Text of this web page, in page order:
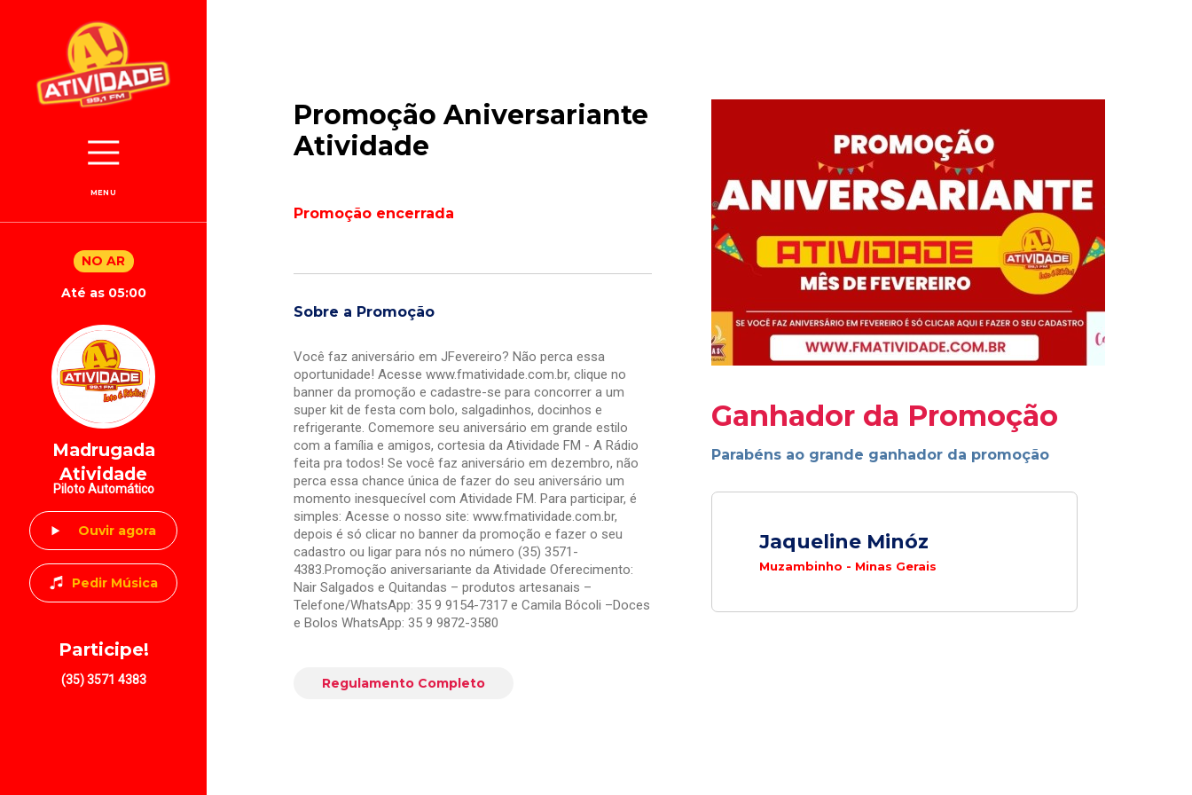
MENU
NO AR
Até as 05:00
Madrugada
Atividade
Piloto Automático
Ouvir agora
Pedir Música
Participe!
(35) 3571 4383
Promoção Aniversariante
Atividade
Promoção encerrada
Sobre a Promoção
Você faz aniversário em JFevereiro? Não perca essa
oportunidade! Acesse www.fmatividade.com.br, clique no
banner da promoção e cadastre-se para concorrer a um
super kit de festa com bolo, salgadinhos, docinhos e
refrigerante. Comemore seu aniversário em grande estilo
com a família e amigos, cortesia da Atividade FM - A Rádio
feita pra todos! Se você faz aniversário em dezembro, não
perca essa chance única de fazer do seu aniversário um
momento inesquecível com Atividade FM. Para participar, é
simples: Acesse o nosso site: www.fmatividade.com.br,
depois é só clicar no banner da promoção e fazer o seu
cadastro ou ligar para nós no número (35) 3571-
4383.Promoção aniversariante da Atividade Oferecimento:
Nair Salgados e Quitandas – produtos artesanais –
Telefone/WhatsApp: 35 9 9154-7317 e Camila Bócoli –Doces
e Bolos WhatsApp: 35 9 9872-3580
Regulamento Completo
Ganhador da Promoção
Parabéns ao grande ganhador da promoção
Jaqueline Minóz
Muzambinho - Minas Gerais